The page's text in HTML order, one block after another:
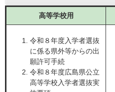
高等学校用
令和８年度入学者選抜
に係る県外等からの出
願許可手続
令和８年度広島県公立
高等学校入学者選抜実